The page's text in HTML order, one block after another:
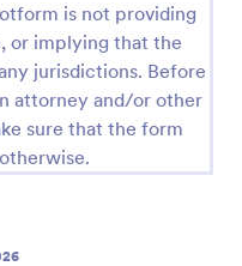
is not providing
or implying that the
jurisdictions. Before
attorney and/or other
sure that the form